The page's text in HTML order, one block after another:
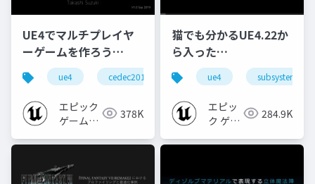
UE4でマルチプレイヤ
ーゲームを作ろう
【CEDEC 2019】
ue4 cedec2019 ue-network ue-bp
エピック
ゲームズ
378K
猫でも分かるUE4.22か
ら入った
Subsystem【第4回
UE4何でも勉強会 in 東
京 2020】
ue4 subsystem
エピッ
ク ゲー
ャパン
284.9K